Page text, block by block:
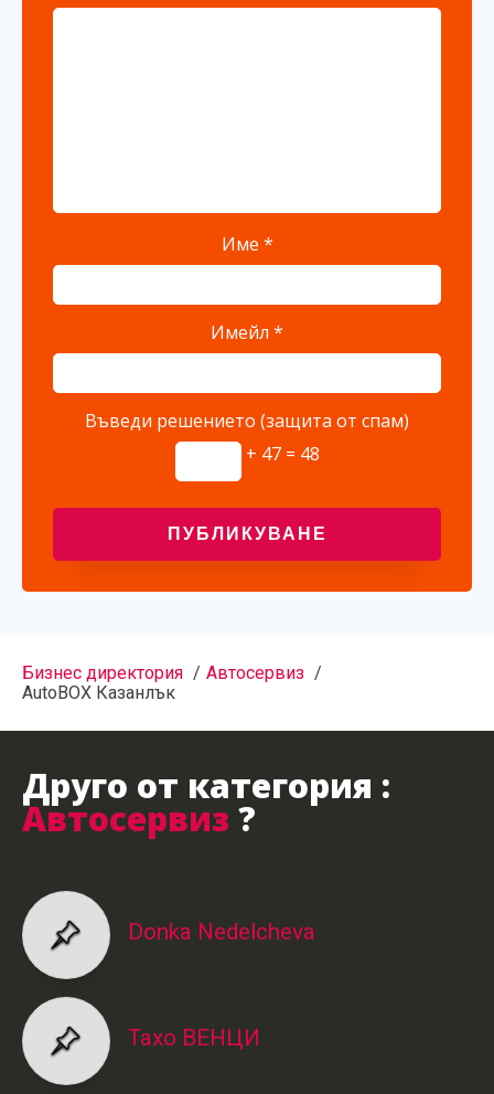
Име *
Имейл *
Въведи решението (защита от спам)
+ 47 = 48
Бизнес директория
Автосервиз
AutoBOX Казанлък
Друго от категория :
Автосервиз ?
Donka Nedelcheva
Тахо ВЕНЦИ